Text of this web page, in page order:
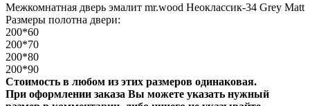
Межкомнатная дверь эмалит mr.wood Неоклассик-34 Grey Matt
Размеры полотна двери:
200*60
200*70
200*80
200*90
Стоимость в любом из этих размеров одинаковая.
При оформлении заказа Вы можете указать нужный